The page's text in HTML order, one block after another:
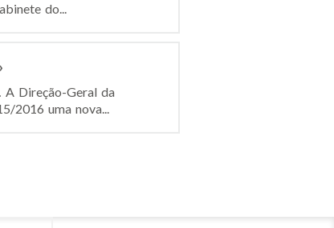
do...
A Direção-Geral da
2016 uma nova...